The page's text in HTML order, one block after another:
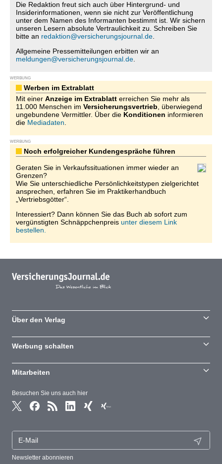
Die Redaktion freut sich auch über Hintergrund- und
Insiderinformationen, wenn sie nicht zur Veröffentlichung
unter dem Namen des Informanten bestimmt ist. Wir sichern
unseren Lesern absolute Vertraulichkeit zu. Schreiben Sie
bitte an redaktion@versicherungsjournal.de
Allgemeine Pressemitteilungen erbitten wir an
meldungen@versicherungsjournal.de
WERBUNG
Werben im Extrablatt
Mit einer Anzeige im Extrablatt erreichen Sie mehr als
11.000 Menschen im Versicherungsvertrieb , überwiegend
ungebundene Vermittler. Über die Konditionen informieren
die Mediadaten
WERBUNG
Noch erfolgreicher Kundengespräche führen
Geraten Sie in Verkaufssituationen immer wieder an
Grenzen?
Wie Sie unterschiedliche Persönlichkeitstypen zielgerichtet
ansprechen, erfahren Sie im Praktikerhandbuch
„Vertriebsgötter“.
Interessiert? Dann können Sie das Buch ab sofort zum
vergünstigten Schnäppchenpreis unter diesem Link
bestellen.
Besuchen Sie uns auch hier
Newsletter abonnieren
Über den Verlag
Werbung schalten
Mitarbeiten